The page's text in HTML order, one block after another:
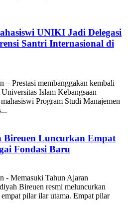
UNIKI Jadi Delegasi
Santri Internasional di
Prestasi membanggakan kembali
Islam Kebangsaan
Program Studi Manajemen
Bireuen Luncurkan Empat
Fondasi Baru
Memasuki Tahun Ajaran
Bireuen resmi meluncurkan
pilar ilar utama. Empat pilar